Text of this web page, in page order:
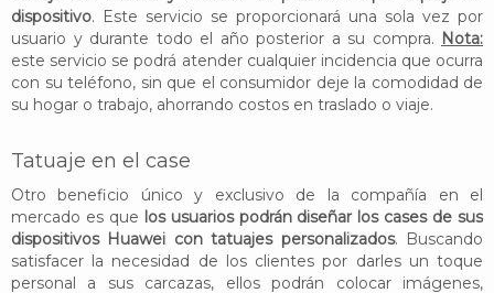
dispositivo. Este servicio se proporcionará una sola vez por
usuario y durante todo el año posterior a su compra. Nota:
este servicio se podrá atender cualquier incidencia que ocurra
con su teléfono, sin que el consumidor deje la comodidad de
su hogar o trabajo, ahorrando costos en traslado o viaje.
Tatuaje en el case
Otro beneficio único y exclusivo de la compañía en el
mercado es que los usuarios podrán diseñar los cases de sus
dispositivos Huawei con tatuajes personalizados. Buscando
satisfacer la necesidad de los clientes por darles un toque
personal a sus carcazas, ellos podrán colocar imágenes,